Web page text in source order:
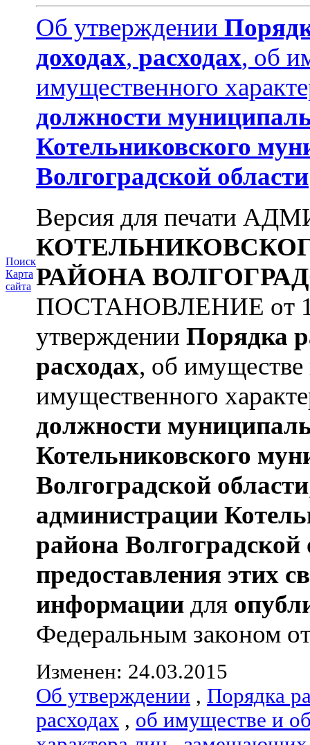
Поиск
Карта
сайта
Об утверждении
доходах, расходах, об
имущественного
должности
Котельниковского
Волгоградской области
Версия для печати
РАЙОНА
ПОСТАНОВЛЕНИЕ от
утверждении Порядка
расходах, об имуществе
имущественного
должности
Котельниковского
Волгоградской области
администрации
района Волгоградской
предоставления этих
информации для
Федеральным законом
Изменен: 24.03.2015
Об утверждении , Порядка
расходах , об имуществе и